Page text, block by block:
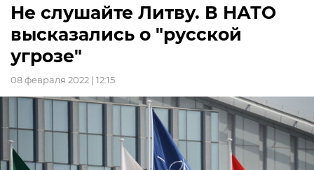
Не слушайте Литву. В НАТО
высказались о "русской
угрозе"
08 февраля 2022 | 12:15